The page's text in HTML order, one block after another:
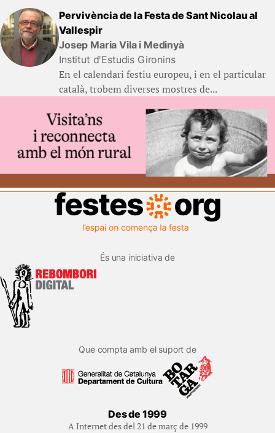
Pervivència de la Festa de Sant Nicolau al
Vallespir
Josep Maria Vila i Medinyà
Institut d'Estudis Gironins
En el calendari festiu europeu, i en el particular
català, trobem diverses mostres de...
És una iniciativa de
Que compta amb el suport de
Des de 1999
A Internet des del 21 de març de 1999